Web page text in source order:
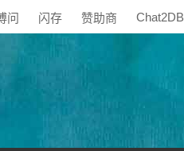
问 闪存 赞助商 Chat2DB